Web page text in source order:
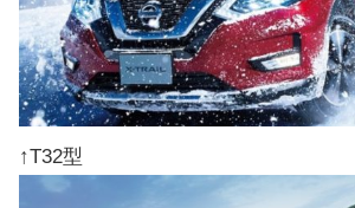
↑T32型